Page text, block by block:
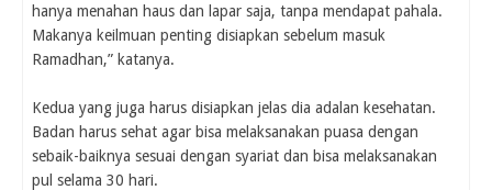
hanya menahan haus dan lapar saja, tanpa mendapat pahala.
Makanya keilmuan penting disiapkan sebelum masuk
Ramadhan,” katanya.
Kedua yang juga harus disiapkan jelas dia adalan kesehatan.
Badan harus sehat agar bisa melaksanakan puasa dengan
sebaik-baiknya sesuai dengan syariat dan bisa melaksanakan
pul selama 30 hari.